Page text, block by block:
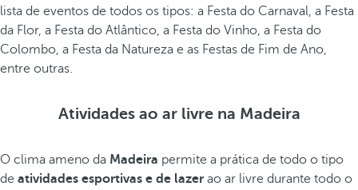
lista de eventos de todos os tipos: a Festa do Carnaval, a Festa
da Flor, a Festa do Atlântico, a Festa do Vinho, a Festa do
Colombo, a Festa da Natureza e as Festas de Fim de Ano,
entre outras.
Atividades ao ar livre na Madeira
O clima ameno da Madeira permite a prática de todo o tipo
de atividades esportivas e de lazer ao ar livre durante todo o